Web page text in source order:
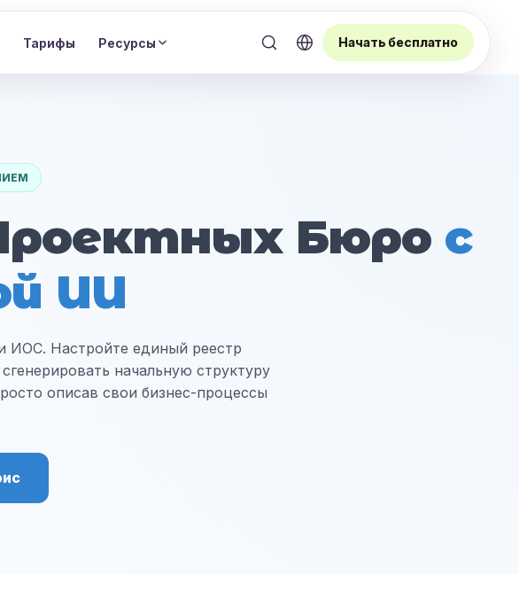
Тарифы Ресурсы Начать бесплатно
Бюро с
ИИ
ИОС. Настройте единый реестр
начальную структуру
описав свои бизнес-процессы